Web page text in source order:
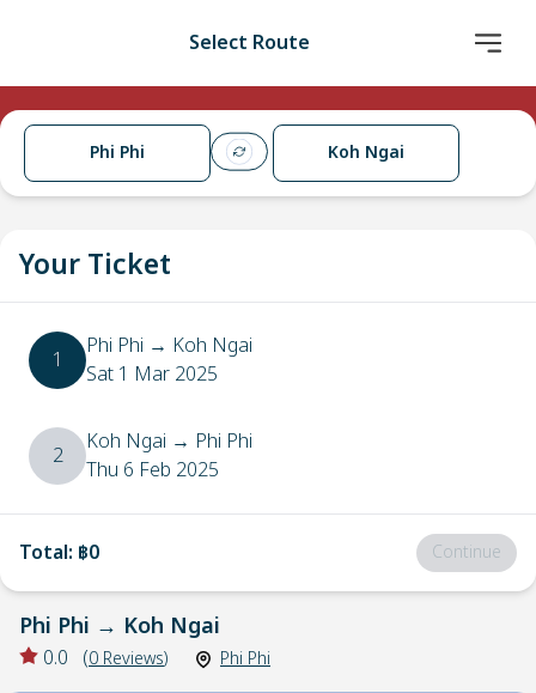
Select Route
Phi Phi Koh Ngai
Your Ticket
1 Phi Phi → Koh Ngai
Sat 1 Mar 2025
2 Koh Ngai → Phi Phi
Thu 6 Feb 2025
Total: ฿0 Continue
Phi Phi → Koh Ngai
0.0 (0 Reviews) Phi Phi